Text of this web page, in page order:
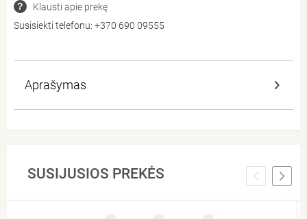
Klausti apie prekę
Susisiekti telefonu: +370 690 09555
Aprašymas
SUSIJUSIOS PREKĖS